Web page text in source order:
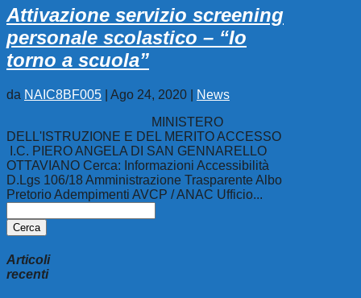
Attivazione servizio screening
personale scolastico – “Io
torno a scuola”
da NAIC8BF005 Ago 24, 2020
News
MINISTERO
DELL'ISTRUZIONE E DEL MERITO ACCESSO
I.C. PIERO ANGELA DI SAN GENNARELLO
OTTAVIANO Cerca: Informazioni Accessibilità
D.Lgs 106/18 Amministrazione Trasparente Albo
Pretorio Adempimenti AVCP / ANAC Ufficio...
per:
Articoli
recenti